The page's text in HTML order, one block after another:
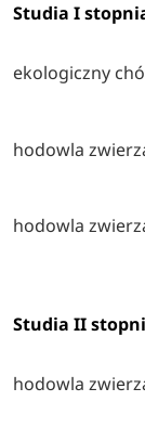
Studia I
ekologiczny
hodowla
hodowla
Studia II
hodowla